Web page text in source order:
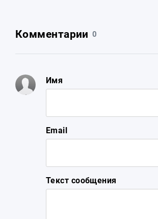
Комментарии 0
Имя
Email
Текст сообщения